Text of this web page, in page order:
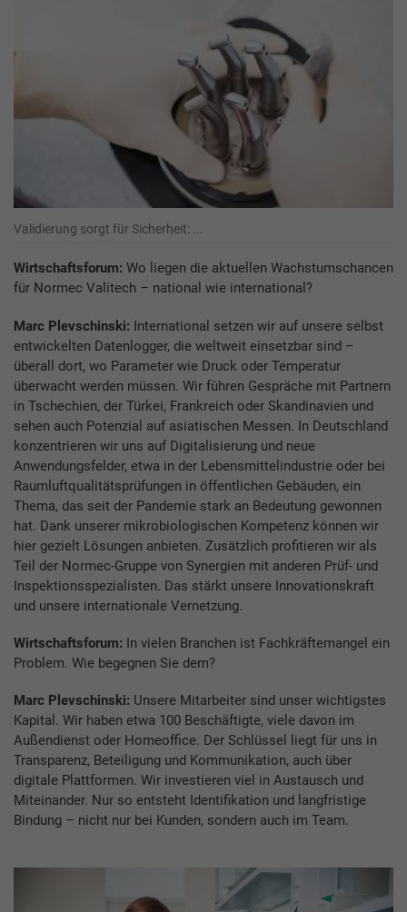
Validierung sorgt für Sicherheit: ...
Wirtschaftsforum: Wo liegen die aktuellen Wachstumschancen
für Normec Valitech – national wie international?
Marc Plevschinski: International setzen wir auf unsere selbst
entwickelten Datenlogger, die weltweit einsetzbar sind –
überall dort, wo Parameter wie Druck oder Temperatur
überwacht werden müssen. Wir führen Gespräche mit Partnern
in Tschechien, der Türkei, Frankreich oder Skandinavien und
sehen auch Potenzial auf asiatischen Messen. In Deutschland
konzentrieren wir uns auf Digitalisierung und neue
Anwendungsfelder, etwa in der Lebensmittelindustrie oder bei
Raumluftqualitätsprüfungen in öffentlichen Gebäuden, ein
Thema, das seit der Pandemie stark an Bedeutung gewonnen
hat. Dank unserer mikrobiologischen Kompetenz können wir
hier gezielt Lösungen anbieten. Zusätzlich profitieren wir als
Teil der Normec-Gruppe von Synergien mit anderen Prüf- und
Inspektionsspezialisten. Das stärkt unsere Innovationskraft
und unsere internationale Vernetzung.
Wirtschaftsforum: In vielen Branchen ist Fachkräftemangel ein
Problem. Wie begegnen Sie dem?
Marc Plevschinski: Unsere Mitarbeiter sind unser wichtigstes
Kapital. Wir haben etwa 100 Beschäftigte, viele davon im
Außendienst oder Homeoffice. Der Schlüssel liegt für uns in
Transparenz, Beteiligung und Kommunikation, auch über
digitale Plattformen. Wir investieren viel in Austausch und
Miteinander. Nur so entsteht Identifikation und langfristige
Bindung – nicht nur bei Kunden, sondern auch im Team.